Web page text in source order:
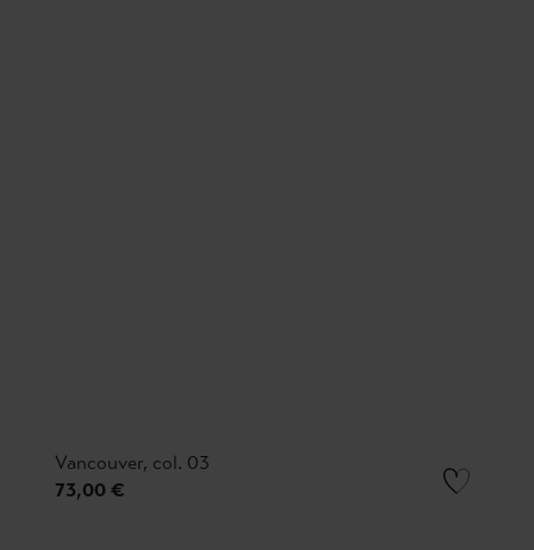
Vancouver, col. 03
73,00 €